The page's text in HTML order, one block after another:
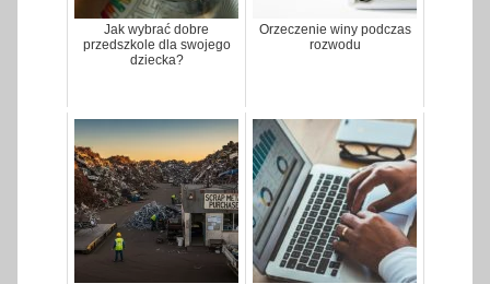
Jak wybrać dobre
przedszkole dla swojego
dziecka?
Orzeczenie winy podczas
rozwodu